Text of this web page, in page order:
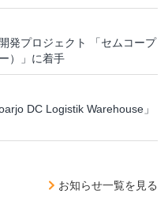
発プロジェクト 「セムコープ
）」に着手
DC Logistik Warehouse」
お知らせ一覧を見る